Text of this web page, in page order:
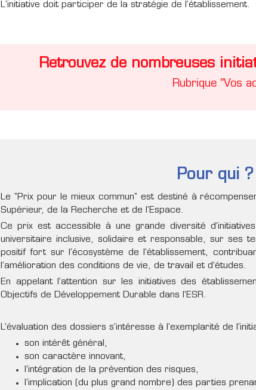
L'initiative doit participer de la stratégie de l’établissement.
Retrouvez de nombreuses
Rubrique "Vos
Pour qui
Le "Prix pour le mieux commun" est destiné à
Supérieur, de la Recherche et de l’Espace.
Ce prix est accessible à une grande diversité
universitaire inclusive, solidaire et responsable, sur ses
positif fort sur l’écosystème de l’établissement,
l’amélioration des conditions de vie, de travail et d’études.
En appelant l’attention sur les initiatives des
Objectifs de Développement Durable dans l’ESR.
L’évaluation des dossiers s’intéresse à l’exemplarité de
son intérêt général,
son caractère innovant,
l’intégration de la prévention des risques,
l’implication (du plus grand nombre) des parties